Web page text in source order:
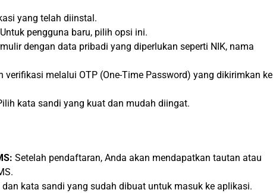
yang telah diinstal.
Untuk pengguna baru, pilih opsi ini.
dengan data pribadi yang diperlukan seperti NIK, nama
verifikasi melalui OTP (One-Time Password) yang dikirimkan ke
kata sandi yang kuat dan mudah diingat.
Setelah pendaftaran, Anda akan mendapatkan tautan atau
dan kata sandi yang sudah dibuat untuk masuk ke aplikasi.